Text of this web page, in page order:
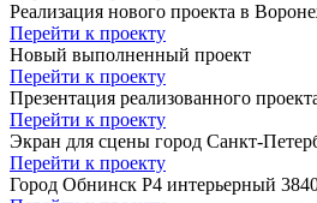
Реализация нового проекта в
Перейти к проекту
Новый выполненный проект
Перейти к проекту
Презентация реализованного
Перейти к проекту
Экран для сцены город Санкт-
Перейти к проекту
Город Обнинск P4 интерьерный